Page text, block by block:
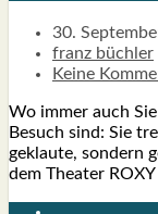
30.
franz büchler
Keine
Wo immer auch
Besuch sind: Sie
geklau­te, son­dern
dem Thea­ter